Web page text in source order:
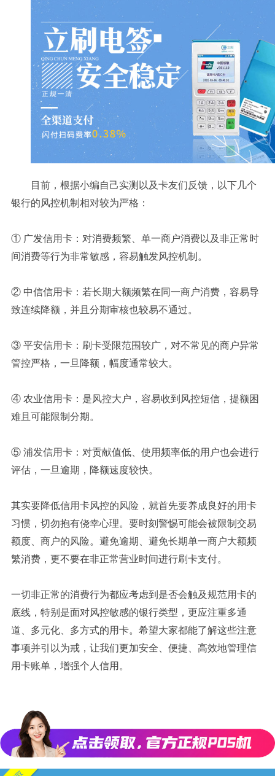
目前，根据小编自己实测以及卡友们反馈，以下几个
银行的风控机制相对较为严格：
① 广发信用卡：对消费频繁、单一商户消费以及非正常时
间消费等行为非常敏感，容易触发风控机制。
② 中信信用卡：若长期大额频繁在同一商户消费，容易导
致连续降额，并且分期审核也较易不通过。
③ 平安信用卡：刷卡受限范围较广，对不常见的商户异常
管控严格，一旦降额，幅度通常较大。
④ 农业信用卡：是风控大户，容易收到风控短信，提额困
难且可能限制分期。
⑤ 浦发信用卡：对贡献值低、使用频率低的用户也会进行
评估，一旦逾期，降额速度较快。
其实要降低信用卡风控的风险，就首先要养成良好的用卡
习惯，切勿抱有侥幸心理。要时刻警惕可能会被限制交易
额度、商户的风险。避免逾期、避免长期单一商户大额频
繁消费，更不要在非正常营业时间进行刷卡支付。
一切非正常的消费行为都应考虑到是否会触及规范用卡的
底线，特别是面对风控敏感的银行类型，更应注重多通
道、多元化、多方式的用卡。希望大家都能了解这些注意
事项并引以为戒，让我们更加安全、便捷、高效地管理信
用卡账单，增强个人信用。